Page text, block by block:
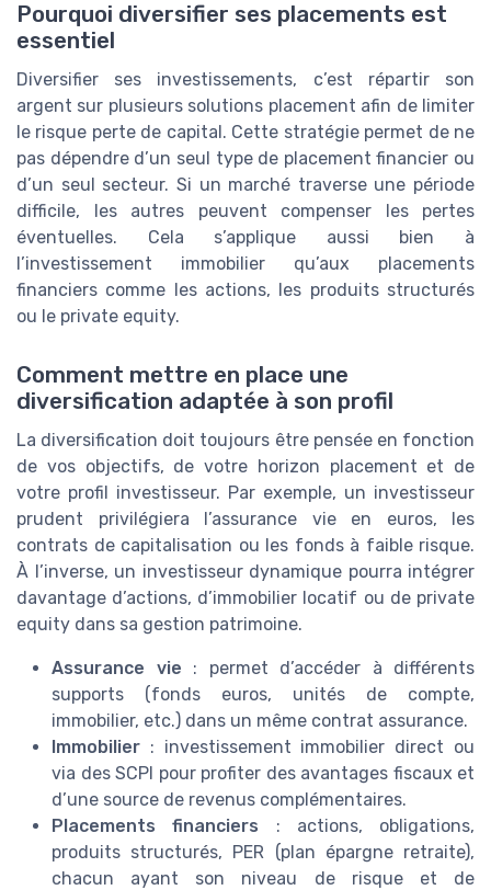
Pourquoi diversifier ses placements est
essentiel
Diversifier ses investissements, c’est répartir son
argent sur plusieurs solutions placement afin de limiter
le risque perte de capital. Cette stratégie permet de ne
pas dépendre d’un seul type de placement financier ou
d’un seul secteur. Si un marché traverse une période
difficile, les autres peuvent compenser les pertes
éventuelles. Cela s’applique aussi bien à
l’investissement immobilier qu’aux placements
financiers comme les actions, les produits structurés
ou le private equity.
Comment mettre en place une
diversification adaptée à son profil
La diversification doit toujours être pensée en fonction
de vos objectifs, de votre horizon placement et de
votre profil investisseur. Par exemple, un investisseur
prudent privilégiera l’assurance vie en euros, les
contrats de capitalisation ou les fonds à faible risque.
À l’inverse, un investisseur dynamique pourra intégrer
davantage d’actions, d’immobilier locatif ou de private
equity dans sa gestion patrimoine.
Assurance vie : permet d’accéder à différents
supports (fonds euros, unités de compte,
immobilier, etc.) dans un même contrat assurance.
Immobilier : investissement immobilier direct ou
via des SCPI pour profiter des avantages fiscaux et
d’une source de revenus complémentaires.
Placements financiers : actions, obligations,
produits structurés, PER (plan épargne retraite),
chacun ayant son niveau de risque et de